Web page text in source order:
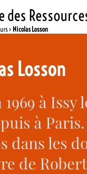
des
> Nicolas Losson
Losson
1969 à
à
dans les
de